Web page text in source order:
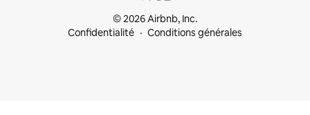
© 2026 Airbnb, Inc.
Confidentialité
Conditions générales